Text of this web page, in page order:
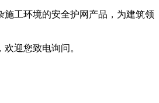
工环境的安全护网产品，为建筑领
迎您致电询问。